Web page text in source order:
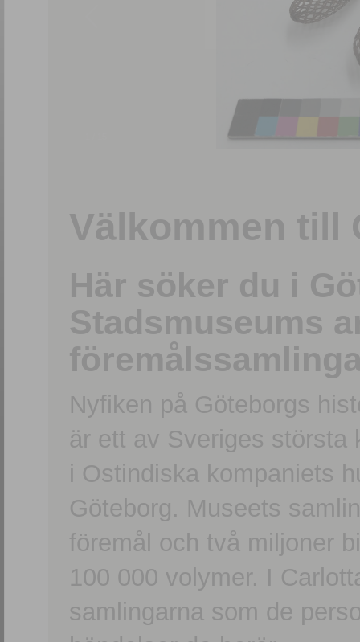
Välkommen till
Här söker du i
Stadsmuseums
Nyfiken på Göteborgs
är ett av Sveriges största
i Ostindiska kompaniets
Göteborg. Museets
föremål och två miljoner
100 000 volymer. I
samlingarna som de